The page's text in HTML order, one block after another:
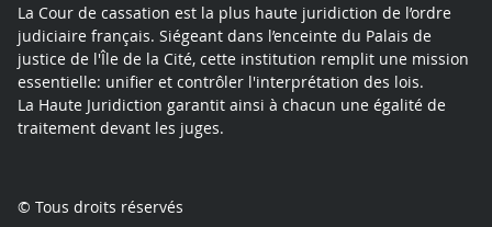
La Cour de cassation est la plus haute juridiction de l’ordre
judiciaire français. Siégeant dans l’enceinte du Palais de
justice de l'Île de la Cité, cette institution remplit une mission
essentielle: unifier et contrôler l'interprétation des lois.
La Haute Juridiction garantit ainsi à chacun une égalité de
traitement devant les juges.
© Tous droits réservés